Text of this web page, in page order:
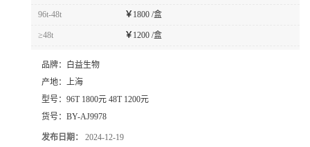
96t-48t ￥ 1800 /盒
≥48t ￥ 1200 /盒
品牌：
白益生物
产地： 上海
型号： 96T 1800元 48T 1200元
货号： BY-AJ9978
发布日期： 2024-12-19